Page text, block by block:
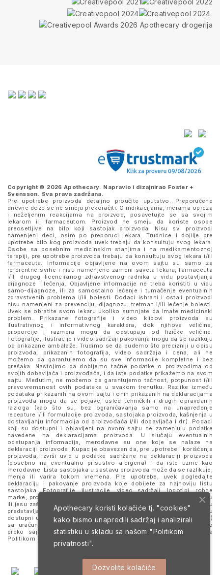
Copyright © 2026 Apothecary. Napravio i dizajnirao Foster +
Svensson. Sva prava zadržana.
Pre upotrebe proizvoda detaljno proučite uputstvo. Preporučene
dnevne doze se ne smeju prekoračiti. O indikacijama, merama opreza
i neželjenim reakcijama na proizvod, posavetujte se sa svojim
lekarom ili farmaceutom. Proizvod ne smeju da koriste osobe
preosetljive na bilo koji sastojak proizvoda. Nisu svi proizvodi
namenjeni deci, osim po preporuci lekara. Trudnice i dojilje pre
upotrebe bilo kog proizvoda uvek trebaju da konsultuju svog lekara.
Osobe sa posebnim medicinskim stanjima i na medikamentoznoj
terapiji, pre upotrebe proizvoda trebaju da konsultuju svog lekara i/ili
farmaceuta. Informacije objavljene na ovom sajtu su samo za
referentne svrhe i nisu namenjene zameni saveta lekara, farmaceuta
i/ili drugog licenciranog zdravstvenog radnika u vidu postavljanja
dijagnoze i lečenja. Objavljene informacije ne treba koristiti u vidu
samo-dijagnoze, ili za samostalno lečenje i tumačenje eventualnih
zdravstvenih problema i/ili bolesti. Dodaci ishrani i ostali proizvodi
nisu namenjeni za prevenciju, dijagnozu, tretman i/ili lečenje bolesti.
Uvek se obratite svom lekaru ukoliko sumnjate da imate medicinski
problem. Prikazane fotografije i video klipovi proizvoda su
ilustrativnog i informativnog karaktera, dok njihova veličina,
proporcije i razmera mogu da odstupaju od fizičke veličine.
Fotografije, ilustracije i video sadržaji pakovanja mogu da se razlikuju
od prikazane ambalaže. Trudimo se da budemo što precizniji u opisu
proizvoda, prikazanih fotografija, video sadržaja i cena, ali ne
možemo da garantujemo da su sve informacije kompletne i bez
grešaka. Nastojimo da dobijemo tačne podatke o proizvodima od
svojih dobavljača i proizvođača, i da iste podatke prikažemo na svom
sajtu. Međutim, ne možemo da garantujemo tačnost, potpunost i/ili
pravovremenost ovih podataka u svakom trenutku. Razlike između
podataka prikazanih na ovom sajtu i onih prikazanih na deklaracijama
proizvoda mogu da se pojave, usled tehničkih i drugih opravdanih
razloga (kao što su, bez ograničavanja samo na unapređenje
recepture i/ili formulacije proizvoda, sastojaka proizvoda, kašnjenja u
dostavljanju informacija od proizvođača i/ili dobavljača i dr.). Podaci
koji su dostupni i objavljeni na ovom sajtu ne zamenjuju podatke
navedene na deklaracijama proizvoda. U slučaju eventualnih
odstupanja informacija, merodavne su one koje se nalaze na
deklaraciji proizvoda. Kupac je obavezan da, pre upotrebe i korišćenja
proizvoda, izvrši uvid u podatke sadržane na deklaraciji proizvoda
(posebno na eventualno prisustvo alergena) i da iste uzme kao
merodavne. Lista sastojaka u sastavu proizvoda može da se razlikuje,
menja ili varira tokom vremena. Pre upotrebe, uvek pogledajte
deklaraciju i pakovanje proizvoda koje dobijete za najnoviju listu
sastojaka. Fotografije, ilustracije, video sadržaji, logotipi, robne
marke, proizvodi i nazivi prikazani i pomenuti na sajtu mogu da budu
ili jesu zaštitni znaci njihovih kompanija. Proizvodi prikazani na sajtu
predstavljaju deo ponude za poručivanje i ne podrazumeva se da su
dostupni u svakom trenutku. Sve cene su izražene u dinarima (RSD)
sa uračunatim PDV-om, dok je poručivanje omogućeno isključivo
preko sajta. Nastavkom i upotrebom ovog sajta slažete se sa
Politikom privatnosti
Apothecary koristi kolačiće tj. "cookies"
kako bismo unapredili sadržaj i analizirali
statistiku u skladu sa našom "Politikom
privatnosti".
Dozvolite kolačiće